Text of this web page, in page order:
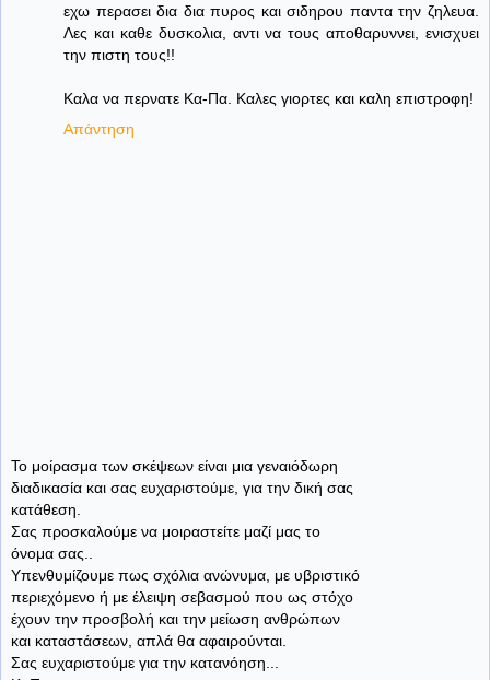
εχω περασει δια δια πυρος και σιδηρου παντα την ζηλευα.
Λες και καθε δυσκολια, αντι να τους αποθαρυννει, ενισχυει
την πιστη τους!!
Καλα να περνατε Κα-Πα. Καλες γιορτες και καλη επιστροφη!
Απάντηση
Το μοίρασμα των σκέψεων είναι μια γεναιόδωρη
διαδικασία και σας ευχαριστούμε, για την δική σας
κατάθεση.
Σας προσκαλούμε να μοιραστείτε μαζί μας το
όνομα σας..
Υπενθυμίζουμε πως σχόλια ανώνυμα, με υβριστικό
περιεχόμενο ή με έλειψη σεβασμού που ως στόχο
έχουν την προσβολή και την μείωση ανθρώπων
και καταστάσεων, απλά θα αφαιρούνται.
Σας ευχαριστούμε για την κατανόηση...